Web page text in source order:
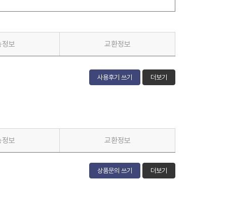
정보 교환정보
사용후기 쓰기 더보기
정보 교환정보
상품문의 쓰기 더보기